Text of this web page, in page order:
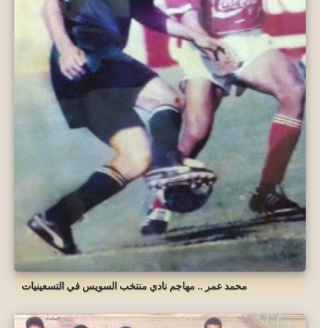
محمد عمر .. مهاجم نادي منتخب السويس في التسعينيات